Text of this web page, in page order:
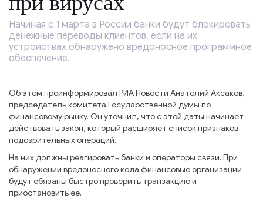
Начиная с 1 марта в России банки будут блокировать
денежные переводы клиентов, если на их
устройствах обнаружено вредоносное программное
обеспечение.
Об этом проинформировал РИА Новости Анатолий Аксаков,
председатель комитета Государственной думы по
финансовому рынку. Он уточнил, что с этой даты начинает
действовать закон, который расширяет список признаков
подозрительных операций.
На них должны реагировать банки и операторы связи. При
обнаружении вредоносного кода финансовые организации
будут обязаны быстро проверить транзакцию и
приостановить её.